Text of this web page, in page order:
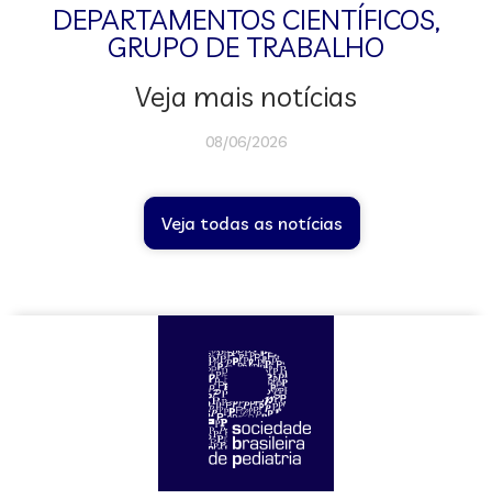
DEPARTAMENTOS CIENTÍFICOS,
GRUPO DE TRABALHO
Veja mais notícias
08/06/2026
Veja todas as notícias